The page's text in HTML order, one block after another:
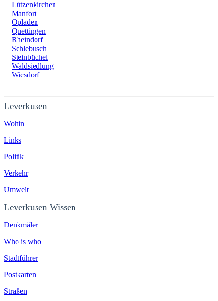
Lützenkirchen
Manfort
Opladen
Quettingen
Rheindorf
Schlebusch
Steinbüchel
Waldsiedlung
Wiesdorf
Leverkusen
Wohin
Links
Politik
Verkehr
Umwelt
Leverkusen Wissen
Denkmäler
Who is who
Stadtführer
Postkarten
Straßen